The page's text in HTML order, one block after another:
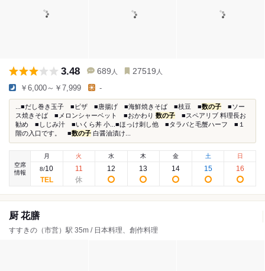
3.48 689 人 27519 人
￥6,000～￥7,999 -
...■だし巻き玉子 ■ピザ ■唐揚げ ■海鮮焼きそば ■枝豆 ■数の子 ■ソー
ス焼きそば ■メロンシャーベット ■おかわり 数の子 ■スペアリブ 料理長お
勧め ■しじみ汁 ■いくら丼 小...■ほっけ刺し他 ■タラバと毛蟹ハーフ ■１
階の入口です。 ■数の子 白醤油漬け...
空席
情報
月
8/10
火
11
水
12
木
13
金
14
土
15
日
16
厨 花膳
すすきの（市営）駅 35m / 日本料理、創作料理